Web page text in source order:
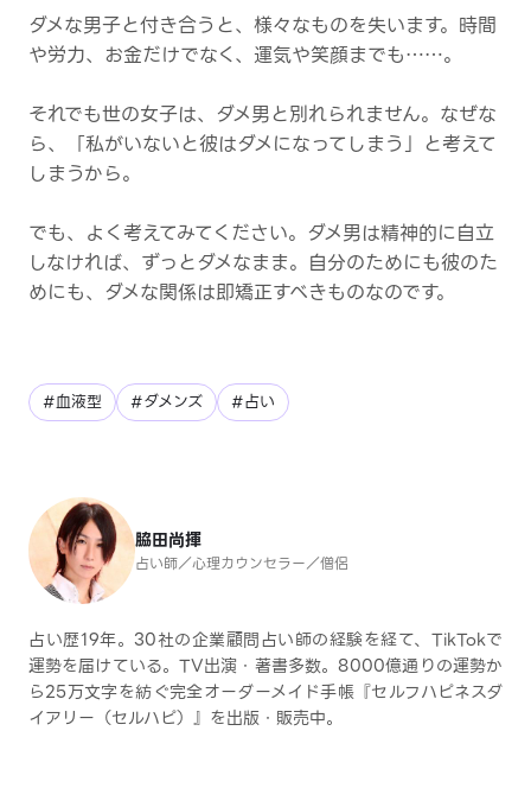
ダメな男子と付き合うと、様々なものを失います。時間
や労力、お金だけでなく、運気や笑顔までも……。
それでも世の女子は、ダメ男と別れられません。なぜな
ら、「私がいないと彼はダメになってしまう」と考えて
しまうから。
でも、よく考えてみてください。ダメ男は精神的に自立
しなければ、ずっとダメなまま。自分のためにも彼のた
めにも、ダメな関係は即矯正すべきものなのです。
#血液型 #ダメンズ #占い
脇田尚揮
占い師／心理カウンセラー／僧侶
占い歴19年。30社の企業顧問占い師の経験を経て、TikTokで
運勢を届けている。TV出演・著書多数。8000億通りの運勢か
ら25万文字を紡ぐ完全オーダーメイド手帳『セルフハピネスダ
イアリー（セルハピ）』を出版・販売中。